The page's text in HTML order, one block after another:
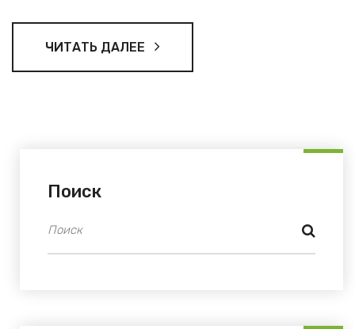
ЧИТАТЬ ДАЛЕЕ
Поиск